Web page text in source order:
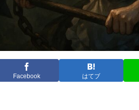
Facebook はてブ